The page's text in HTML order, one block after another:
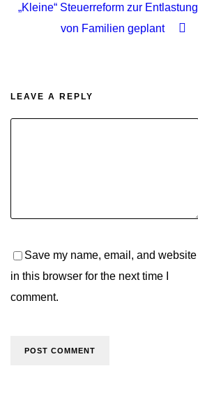
„Kleine“ Steuerreform zur Entlastung
von Familien geplant
LEAVE A REPLY
Save my name, email, and website
in this browser for the next time I
comment.